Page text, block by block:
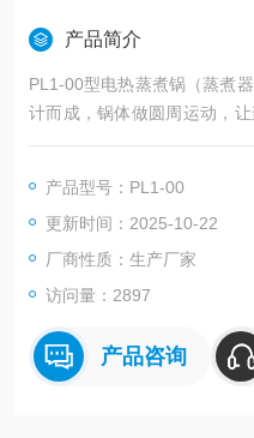
产品简介
PL1-00型电热蒸煮锅（蒸煮
计而成，锅体做圆周运动，
室酸法或碱法烝煮各种纤维
用于其它工作压力不超过
器还可用于为实验室其他设备
产品型号：PL1-00
更新时间：2025-10-22
厂商性质：生产厂家
访问量：2897
产品咨询